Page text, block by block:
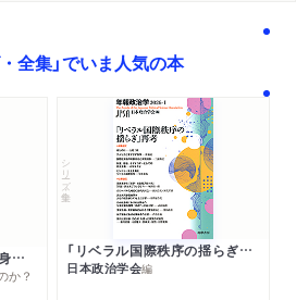
全集」でいま人気の本
ＡＩにはない「思考力」の身につけ方
か？
シリーズ・全集
「リベラル国際秩序の揺らぎ」再考 年報政治学２０２６‐Ⅰ
日本政治学会編